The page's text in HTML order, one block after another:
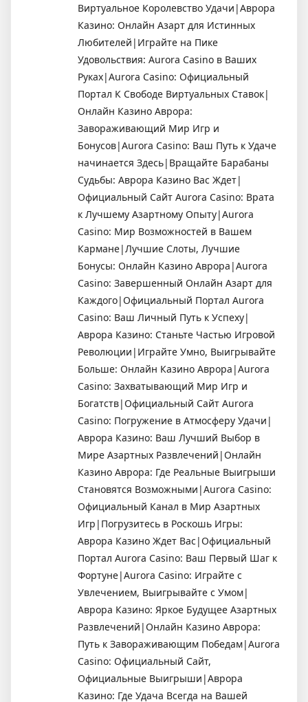
Виртуальное Королевство Удачи|Аврора
Казино: Онлайн Азарт для Истинных
Любителей|Играйте на Пике
Удовольствия: Aurora Casino в Ваших
Руках|Aurora Casino: Официальный
Портал К Свободе Виртуальных Ставок|
Онлайн Казино Аврора:
Завораживающий Мир Игр и
Бонусов|Aurora Casino: Ваш Путь к Удаче
начинается Здесь|Вращайте Барабаны
Судьбы: Аврора Казино Вас Ждет|
Официальный Сайт Aurora Casino: Врата
к Лучшему Азартному Опыту|Aurora
Casino: Мир Возможностей в Вашем
Кармане|Лучшие Слоты, Лучшие
Бонусы: Онлайн Казино Аврора|Aurora
Casino: Завершенный Онлайн Азарт для
Каждого|Официальный Портал Aurora
Casino: Ваш Личный Путь к Успеху|
Аврора Казино: Станьте Частью Игровой
Революции|Играйте Умно, Выигрывайте
Больше: Онлайн Казино Аврора|Aurora
Casino: Захватывающий Мир Игр и
Богатств|Официальный Сайт Aurora
Casino: Погружение в Атмосферу Удачи|
Аврора Казино: Ваш Лучший Выбор в
Мире Азартных Развлечений|Онлайн
Казино Аврора: Где Реальные Выигрыши
Становятся Возможными|Aurora Casino:
Официальный Канал в Мир Азартных
Игр|Погрузитесь в Роскошь Игры:
Аврора Казино Ждет Вас|Официальный
Портал Aurora Casino: Ваш Первый Шаг к
Фортуне|Aurora Casino: Играйте с
Увлечением, Выигрывайте с Умом|
Аврора Казино: Яркое Будущее Азартных
Развлечений|Онлайн Казино Аврора:
Путь к Завораживающим Победам|Aurora
Casino: Официальный Сайт,
Официальные Выигрыши|Аврора
Казино: Где Удача Всегда на Вашей